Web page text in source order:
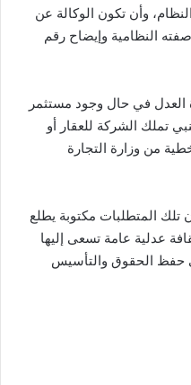
وأن تكون الوكالة عن
النظامية وإيضاح رقم
العدل في حال وجود مستثمر
تملك الشركة للعقار أو
من وزارة التجارة
المتطلبات مكتوبة يطلع
عدلية عامة تسعى إليها
حفظ الحقوق والتأسيس